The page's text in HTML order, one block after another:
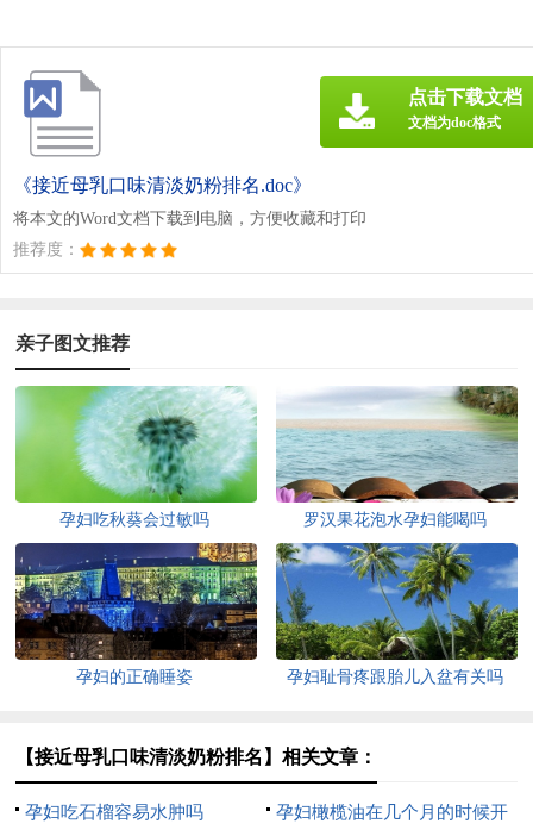
《接近母乳口味清淡奶粉排名.doc》
将本文的Word文档下载到电脑，方便收藏和打印
推荐度：
点击下载文档
文档为doc格式
亲子图文推荐
孕妇吃秋葵会过敏吗 罗汉果花泡水孕妇能喝吗
孕妇的正确睡姿 孕妇耻骨疼跟胎儿入盆有关吗
【接近母乳口味清淡奶粉排名】相关文章：
孕妇吃石榴容易水肿吗 孕妇橄榄油在几个月的时候开